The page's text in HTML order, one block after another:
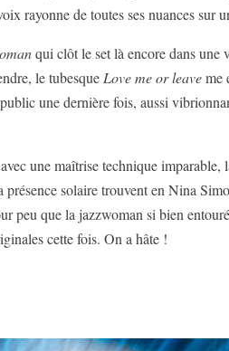
rayonne de toutes ses nuances sur
qui clôt le set là encore dans une
le tubesque Love me or leaveme
une dernière fois, aussi
une maîtrise technique
présence solaire trouvent en Nina
peu que la jazzwoman si bien
cette fois. On a hâte !